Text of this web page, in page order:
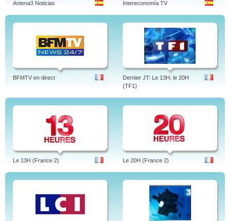
Antena3 Noticias Intereconomía TV
BFMTV en direct
Dernier JT: Le 13H, le 20H
(TF1)
Le 13H (France 2) Le 20H (France 2)